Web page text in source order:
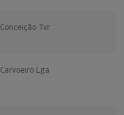
Conceição Tvr
Carvoeiro Lga